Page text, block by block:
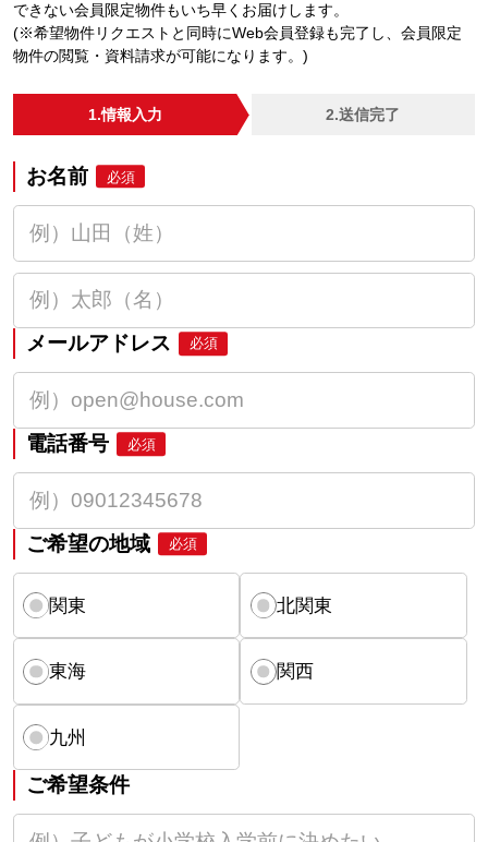
できない会員限定物件もいち早くお届けします。
(※希望物件リクエストと同時にWeb会員登録も完了し、会員限定
物件の閲覧・資料請求が可能になります。)
1.情報入力 2.送信完了
お名前 必須
メールアドレス 必須
電話番号 必須
ご希望の地域 必須
関東 北関東
東海 関西
九州
ご希望条件